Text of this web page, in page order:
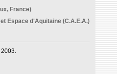
France)
Espace d'Aquitaine (C.A.E.A.)
2003.